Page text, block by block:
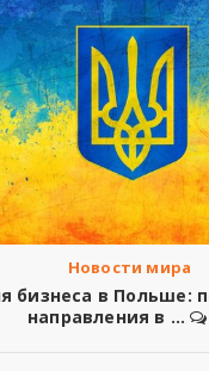
Новости мира
бизнеса в Польше:
направления в ...